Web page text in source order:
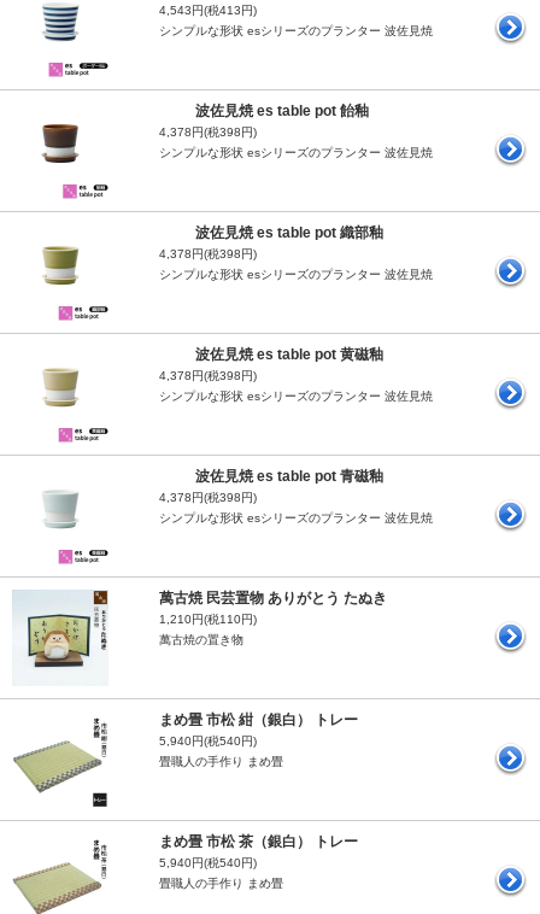
4,543円(税413円)
シンプルな形状 esシリーズのプランター 波佐見焼
波佐見焼 es table pot 飴釉
4,378円(税398円)
シンプルな形状 esシリーズのプランター 波佐見焼
波佐見焼 es table pot 織部釉
4,378円(税398円)
シンプルな形状 esシリーズのプランター 波佐見焼
波佐見焼 es table pot 黄磁釉
4,378円(税398円)
シンプルな形状 esシリーズのプランター 波佐見焼
波佐見焼 es table pot 青磁釉
4,378円(税398円)
シンプルな形状 esシリーズのプランター 波佐見焼
萬古焼 民芸置物 ありがとう たぬき
1,210円(税110円)
萬古焼の置き物
まめ畳 市松 紺（銀白） トレー
5,940円(税540円)
畳職人の手作り まめ畳
まめ畳 市松 茶（銀白） トレー
5,940円(税540円)
畳職人の手作り まめ畳